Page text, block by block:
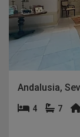
Andalusia,
4 7